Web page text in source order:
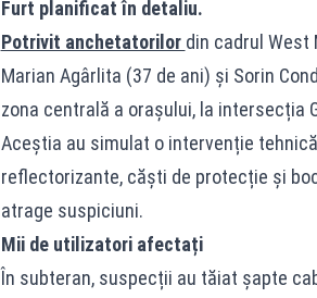
Furt planificat în detaliu.
Potrivit anchetatorilor din cadrul West
Marian Agârlita (37 de ani) și Sorin
zona centrală a orașului, la intersecția
Aceștia au simulat o intervenție
reflectorizante, căști de protecție și
atrage suspiciuni.
Mii de utilizatori afectați
În subteran, suspecții au tăiat șapte